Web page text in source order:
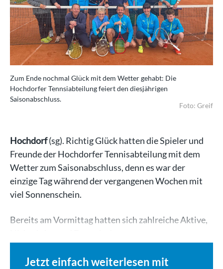
Zum Ende nochmal Glück mit dem Wetter gehabt: Die
Hochdorfer Tennsiabteilung feiert den diesjährigen
Saisonabschluss.
Foto: Greif
Hochdorf(sg). Richtig Glück hatten die Spieler und
Freunde der Hochdorfer Tennisabteilung mit dem
Wetter zum Saisonabschluss, denn es war der
einzige Tag während der vergangenen Wochen mit
viel Sonnenschein.
Bereits am Vormittag hatten sich zahlreiche Aktive,
Jetzt einfach weiterlesen mit